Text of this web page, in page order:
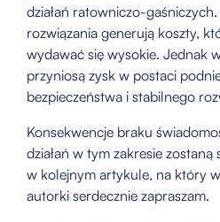
działań ratowniczo-
rozwiązania generują koszty,
wydawać się wysokie. Jednak
przyniosą zysk w postaci
bezpieczeństwa i stabilnego
Konsekwencje braku
działań w tym zakresie
w kolejnym artykule, na który
autorki serdecznie zapraszam.